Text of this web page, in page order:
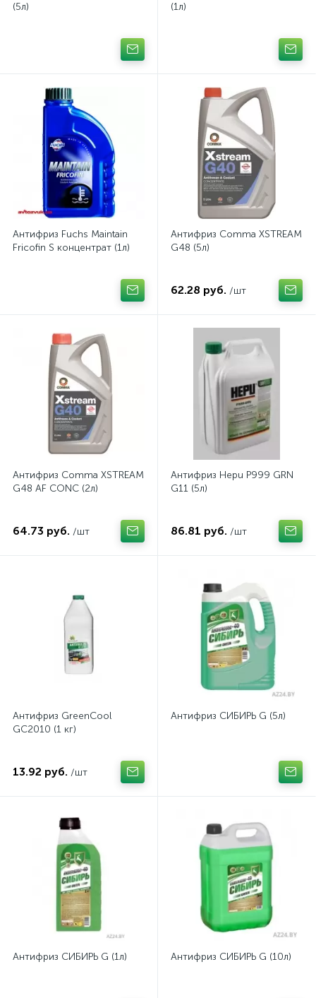
(5л)
(1л)
Антифриз Fuchs Maintain
Fricofin S концентрат (1л)
Антифриз Comma XSTREAM
G48 (5л)
62.28 руб. /шт
Антифриз Comma XSTREAM
G48 AF CONC (2л)
64.73 руб. /шт
Антифриз Hepu P999 GRN
G11 (5л)
86.81 руб. /шт
Антифриз GreenCool
GС2010 (1 кг)
13.92 руб. /шт
Антифриз СИБИРЬ G (5л)
Антифриз СИБИРЬ G (1л) Антифриз СИБИРЬ G (10л)